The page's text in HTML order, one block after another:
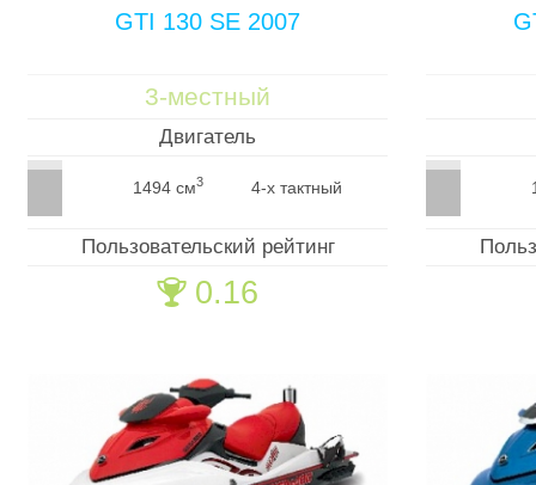
GTI 130 SE 2007
3-местный
Двигатель
1494 см3 4-х тактный
Пользовательский рейтинг
🏆 0.16